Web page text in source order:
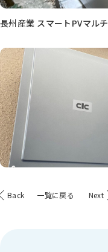
長州産業 スマートPVマルチ
Back 一覧に戻る Next